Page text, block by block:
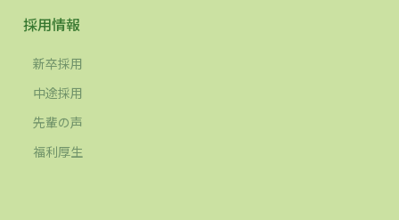
採用情報
新卒採用
中途採用
先輩の声
福利厚生